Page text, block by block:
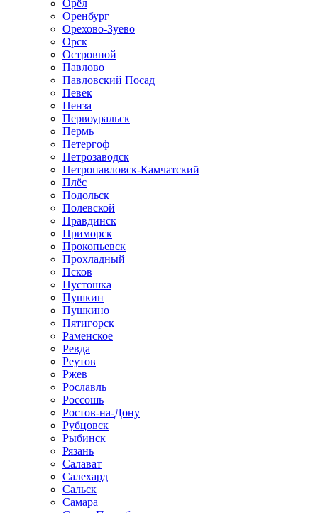
Орёл
Оренбург
Орехово-Зуево
Орск
Островной
Павлово
Павловский Посад
Певек
Пенза
Первоуральск
Пермь
Петергоф
Петрозаводск
Петропавловск-Камчатский
Плёс
Подольск
Полевской
Правдинск
Приморск
Прокопьевск
Прохладный
Псков
Пустошка
Пушкин
Пушкино
Пятигорск
Раменское
Ревда
Реутов
Ржев
Рославль
Россошь
Ростов-на-Дону
Рубцовск
Рыбинск
Рязань
Салават
Салехард
Сальск
Самара